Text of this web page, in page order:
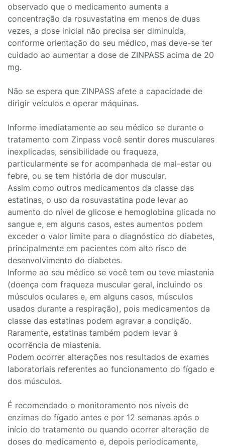
observado que o medicamento aumenta a
concentração da rosuvastatina em menos de duas
vezes, a dose inicial não precisa ser diminuída,
conforme orientação do seu médico, mas deve-se ter
cuidado ao aumentar a dose de ZINPASS acima de 20
mg.
Não se espera que ZINPASS afete a capacidade de
dirigir veículos e operar máquinas.
Informe imediatamente ao seu médico se durante o
tratamento com Zinpass você sentir dores musculares
inexplicadas, sensibilidade ou fraqueza,
particularmente se for acompanhada de mal-estar ou
febre, ou se tem história de dor muscular.
Assim como outros medicamentos da classe das
estatinas, o uso da rosuvastatina pode levar ao
aumento do nível de glicose e hemoglobina glicada no
sangue e, em alguns casos, estes aumentos podem
exceder o valor limite para o diagnóstico do diabetes,
principalmente em pacientes com alto risco de
desenvolvimento do diabetes.
Informe ao seu médico se você tem ou teve miastenia
(doença com fraqueza muscular geral, incluindo os
músculos oculares e, em alguns casos, músculos
usados durante a respiração), pois medicamentos da
classe das estatinas podem agravar a condição.
Raramente, estatinas também podem levar à
ocorrência de miastenia.
Podem ocorrer alterações nos resultados de exames
laboratoriais referentes ao funcionamento do fígado e
dos músculos.
É recomendado o monitoramento nos níveis de
enzimas do fígado antes e por 12 semanas após o
início do tratamento ou quando ocorrer alteração de
doses do medicamento e, depois periodicamente,